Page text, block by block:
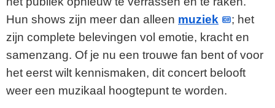
Hun shows zijn meer dan alleen muziek
; het
zijn complete belevingen vol emotie, kracht en
samenzang. Of je nu een trouwe fan bent of voor
het eerst wilt kennismaken, dit concert belooft
weer een muzikaal hoogtepunt te worden.